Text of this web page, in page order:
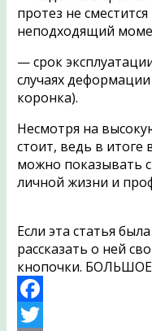
протез не
неподходящий
— срок
случаях
коронка).
Несмотря на
стоит, ведь в итоге
можно показывать
личной жизни и
Если эта статья
рассказать о ней
кнопочки. БОЛЬШОЕ
Facebook